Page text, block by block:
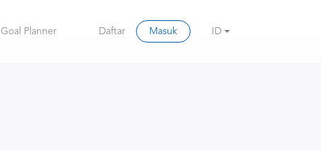
Goal Planner Daftar Masuk ID